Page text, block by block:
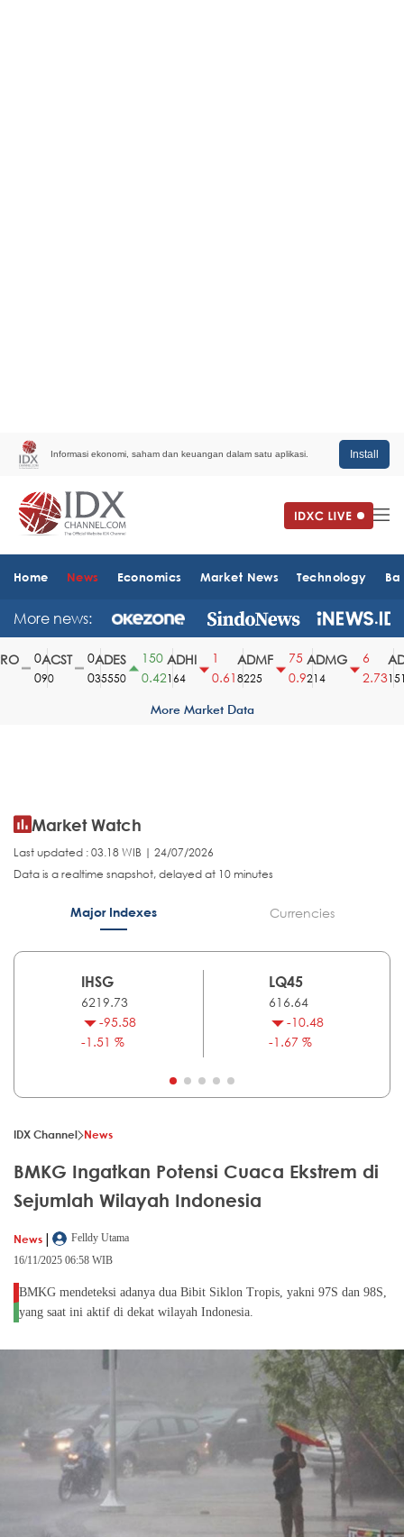
Informasi ekonomi, saham dan keuangan dalam satu aplikasi. Install
Home News Economics Market News Technology
More news:
ACST
90
ADES
35550
150
0.42
ADHI
164
0.61
ADMF
8225
75
0.9
ADMG
214
2.731510
More Market Data
Market Watch
Last updated : 03.18 WIB | 24/07/2026
Data is a realtime snapshot, delayed at 10 minutes
Major Indexes Currencies
IHSG
6219.73
-95.58
-1.51 %
LQ45
616.64
-10.48
-1.67 %
IDX Channel News
BMKG Ingatkan Potensi Cuaca Ekstrem di
Sejumlah Wilayah Indonesia
News |
Felldy Utama
16/11/2025 06:58 WIB
BMKG mendeteksi adanya dua Bibit Siklon Tropis, yakni 97S dan 98S,
yang saat ini aktif di dekat wilayah Indonesia.